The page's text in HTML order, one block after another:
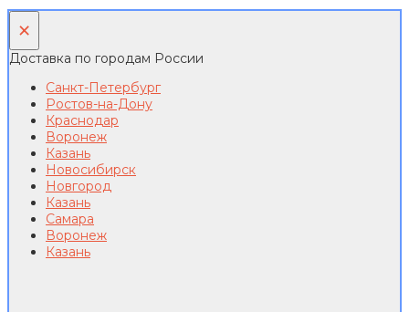
×
Доставка по городам России
Санкт-Петербург
Ростов-на-Дону
Краснодар
Воронеж
Казань
Новосибирск
Новгород
Казань
Самара
Воронеж
Казань